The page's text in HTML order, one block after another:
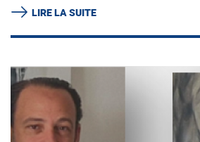
LIRE LA SUITE